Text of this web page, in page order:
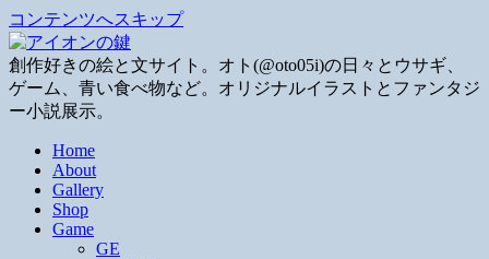
コンテンツへスキップ
創作好きの絵と文サイト。オト(@oto05i)の日々とウサギ、
ゲーム、青い食べ物など。オリジナルイラストとファンタジ
ー小説展示。
Home
About
Gallery
Shop
Game
GE